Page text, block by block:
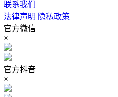
联系我们
法律声明 隐私政策
官方微信
×
官方抖音
×